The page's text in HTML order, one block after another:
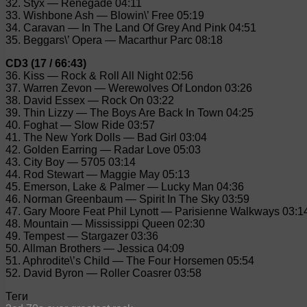
32. Styx — Renegade 04:11
33. Wishbone Ash — Blowin\’ Free 05:19
34. Caravan — In The Land Of Grey And Pink 04:51
35. Beggars\’ Opera — Macarthur Parc 08:18
CD3 (17 / 66:43)
36. Kiss — Rock & Roll All Night 02:56
37. Warren Zevon — Werewolves Of London 03:26
38. David Essex — Rock On 03:22
39. Thin Lizzy — The Boys Are Back In Town 04:25
40. Foghat — Slow Ride 03:57
41. The New York Dolls — Bad Girl 03:04
42. Golden Earring — Radar Love 05:03
43. City Boy — 5705 03:14
44. Rod Stewart — Maggie May 05:13
45. Emerson, Lake & Palmer — Lucky Man 04:36
46. Norman Greenbaum — Spirit In The Sky 03:59
47. Gary Moore Feat Phil Lynott — Parisienne Walkways
48. Mountain — Mississippi Queen 02:30
49. Tempest — Stargazer 03:36
50. Allman Brothers — Jessica 04:09
51. Aphrodite\’s Child — The Four Horsemen 05:54
52. David Byron — Roller Coasrer 03:58
Теги